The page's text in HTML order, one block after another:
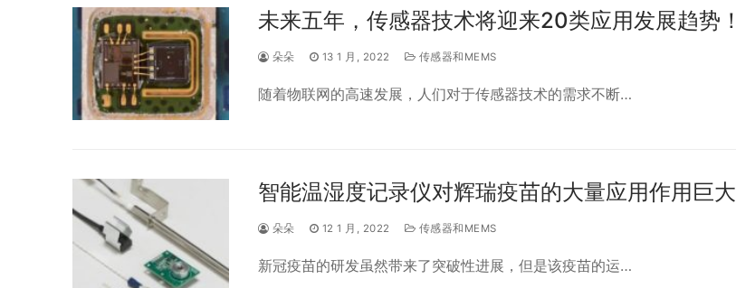
未来五年，传感器技术将迎来20类应用发展趋势！
朵朵 13 1 月, 2022 传感器和MEMS
随着物联网的高速发展，人们对于传感器技术的需求不断…
智能温湿度记录仪对辉瑞疫苗的大量应用作用巨大
朵朵 12 1 月, 2022 传感器和MEMS
新冠疫苗的研发虽然带来了突破性进展，但是该疫苗的运…